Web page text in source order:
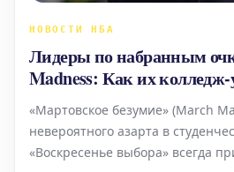
НОВОСТИ НБА
Лидеры по набранным
Madness: Как их колледж-
карьеру в НБА?
«Мартовское безумие» (March
невероятного азарта в
«Воскресенье выбора» всегда